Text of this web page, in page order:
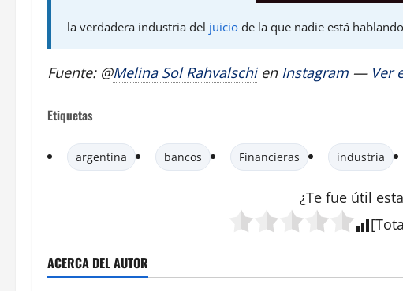
la verdadera industria del juicio de la que nadie está
Fuente: @Melina Sol Rahvalschien Instagram — Ver
Etiquetas
argentina bancos Financieras industria
¿Te fue útil esta
[
ACERCA DEL AUTOR